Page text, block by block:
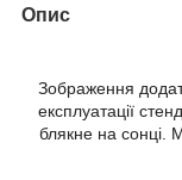
Опис
Зображення
експлуатації
блякне на сонці.